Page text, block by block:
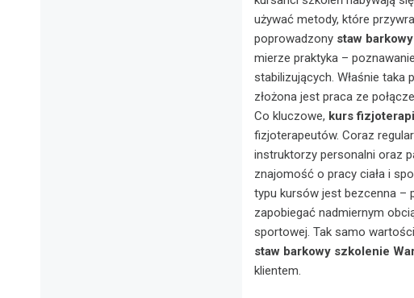
używać metody, które
poprowadzony staw
mierze praktyka –
stabilizujących. Właśnie taka
złożona jest praca ze
Co kluczowe, kurs
fizjoterapeutów. Coraz
instruktorzy personalni oraz
znajomość o pracy ciała i
typu kursów jest bezcenna –
zapobiegać nadmiernym
sportowej. Tak samo
staw barkowy szkolenie
klientem.